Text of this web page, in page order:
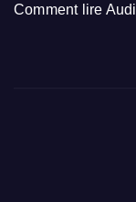
Comment lire